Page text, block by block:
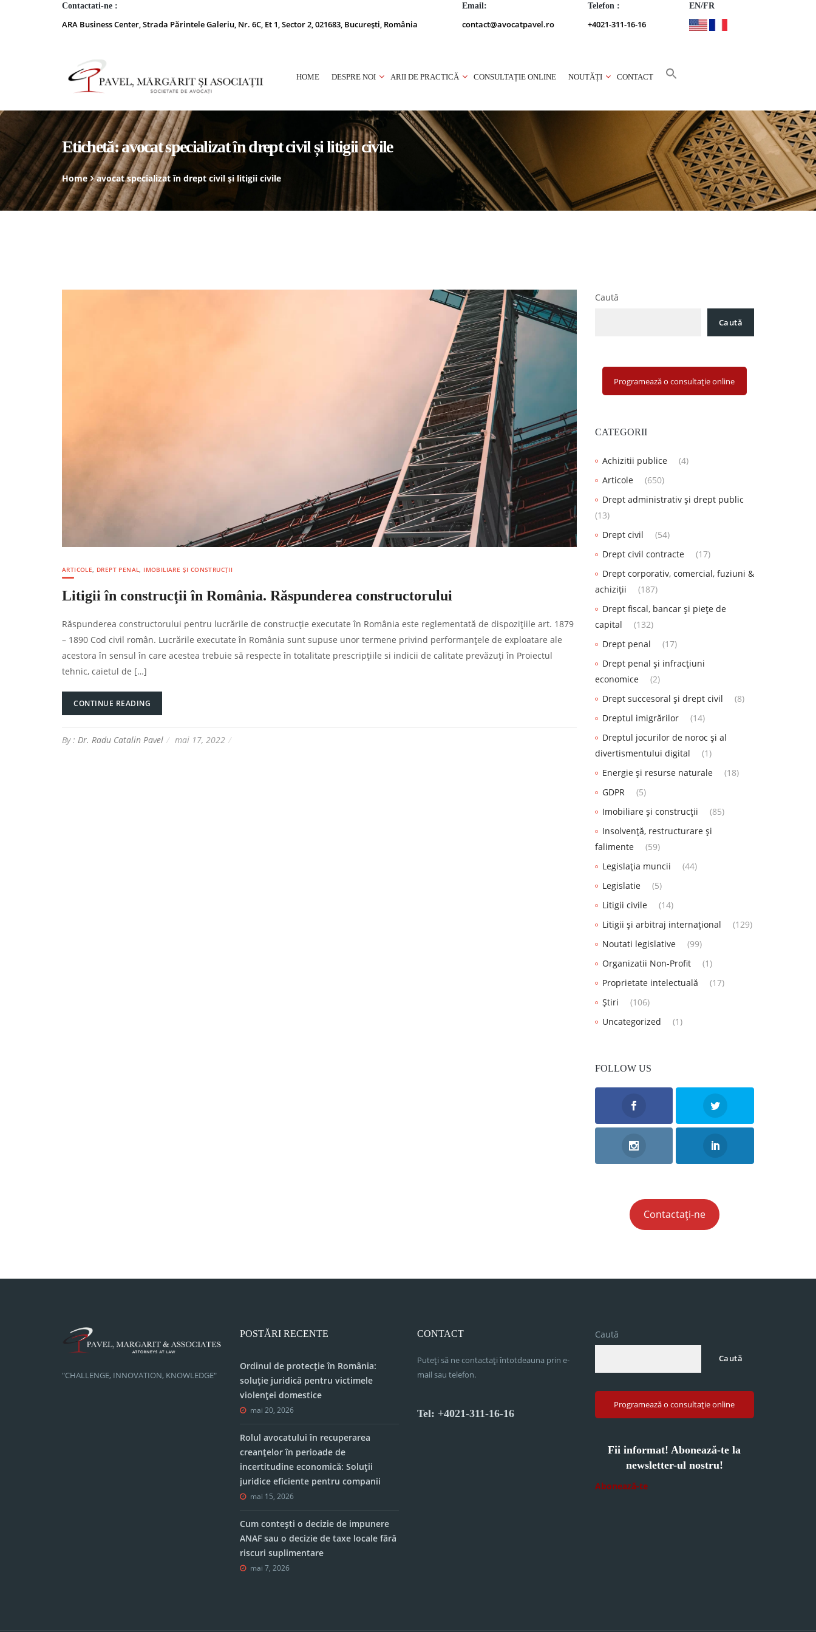
Contactati-ne :
ARA Business Center, Strada Părintele Galeriu, Nr. 6C, Et 1, Sector 2, 021683, București, România
Email:
contact@avocatpavel.ro
Telefon :
+4021-311-16-16
EN/FR
HOME DESPRE NOI ARII DE PRACTICĂ CONSULTAȚIE ONLINE NOUTĂȚI CONTACT
Etichetă:avocat specializat în drept civil și litigii civile
Home avocat specializat în drept civil și litigii civile
ARTICOLE DREPT PENAL IMOBILIARE ȘI CONSTRUCȚII
Litigii în construcții în România. Răspunderea constructorului
Răspunderea constructorului pentru lucrările de construcție executate în România este reglementată de dispozițiile art. 1879
– 1890 Cod civil român. Lucrările executate în România sunt supuse unor termene privind performanțele de exploatare ale
acestora în sensul în care acestea trebuie să respecte în totalitate prescripțiile si indicii de calitate prevăzuți în Proiectul
tehnic, caietul de […]
CONTINUE READING
By : Dr. Radu Catalin Pavel mai 17, 2022
Caută
Caută
Programează o consultație online
CATEGORII
Achizitii publice
(4)
Articole
(650)
Drept administrativ și drept public
(13)
Drept civil
(54)
Drept civil contracte
(17)
Drept corporativ, comercial, fuziuni &
achiziții
(187)
Drept fiscal, bancar și piețe de
capital
(132)
Drept penal
(17)
Drept penal și infracțiuni
economice
(2)
Drept succesoral și drept civil
(8)
Dreptul imigrărilor
(14)
Dreptul jocurilor de noroc și al
divertismentului digital
(1)
Energie și resurse naturale
(18)
GDPR
(5)
Imobiliare și construcții
(85)
Insolvență, restructurare și
falimente
(59)
Legislația muncii
(44)
Legislatie
(5)
Litigii civile
(14)
Litigii și arbitraj internațional
(129)
Noutati legislative
(99)
Organizatii Non-Profit
(1)
Proprietate intelectuală
(17)
Știri
(106)
Uncategorized
(1)
FOLLOW US
Contactați-ne
"CHALLENGE, INNOVATION, KNOWLEDGE"
POSTĂRI RECENTE
Ordinul de protecție în România:
soluție juridică pentru victimele
violenței domestice
mai 20, 2026
Rolul avocatului în recuperarea
creanțelor în perioade de
incertitudine economică: Soluții
juridice eficiente pentru companii
mai 15, 2026
Cum contești o decizie de impunere
ANAF sau o decizie de taxe locale fără
riscuri suplimentare
mai 7, 2026
CONTACT
Puteți să ne contactați întotdeauna prin e-
mail sau telefon.
Tel: +4021-311-16-16
Caută
Caută
Programează o consultație online
Fii informat! Abonează-te la
newsletter-ul nostru!
Abonează-te